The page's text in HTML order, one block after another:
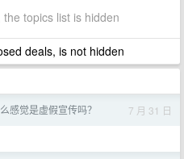
topics list is hidden
deals, is not hidden
感觉是虚假宣传吗？ 7 月 31 日